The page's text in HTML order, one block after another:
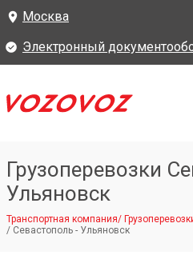
Москва
Электронный
Грузоперевозки
Ульяновск
Транспортная компания/
/ Севастополь - Ульяновск